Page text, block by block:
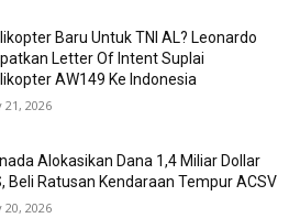
Baru Untuk TNI AL? Leonardo
Letter Of Intent Suplai
AW149 Ke Indonesia
21, 2026
Alokasikan Dana 1,4 Miliar Dollar
Beli Ratusan Kendaraan Tempur ACSV
20, 2026